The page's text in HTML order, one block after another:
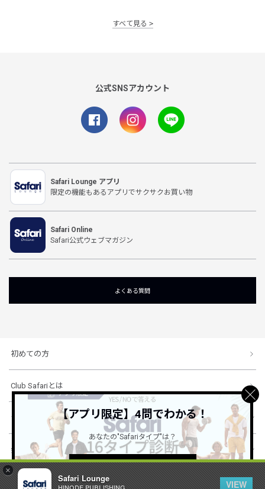
×
Safari Lounge
VIEW
すべて見る
公式SNSアカウント
Safari Lounge アプリ
限定の機能もあるアプリでサクサクお買い物
Safari Online
Safari公式ウェブマガジン
よくある質問
初めての方
Club Safariとは
ショッピングガイド
会社概要・規約
【アプリ限定】4問でわかる！
あなたの"Safariタイプ"は？
詳しくはこちら ＞